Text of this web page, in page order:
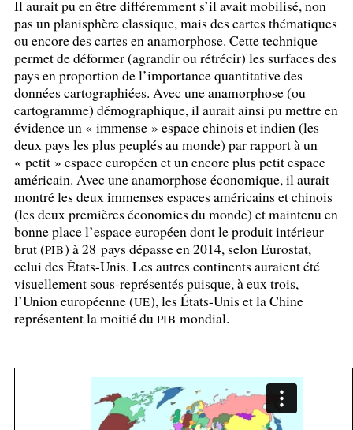
Il aurait pu en être différemment s’il avait mobilisé, non
pas un planisphère classique, mais des cartes thématiques
ou encore des cartes en anamorphose. Cette technique
permet de déformer (agrandir ou rétrécir) les surfaces des
pays en proportion de l’importance quantitative des
données cartographiées. Avec une anamorphose (ou
cartogramme) démographique, il aurait ainsi pu mettre en
évidence un « immense » espace chinois et indien (les
deux pays les plus peuplés au monde) par rapport à un
« petit » espace européen et un encore plus petit espace
américain. Avec une anamorphose économique, il aurait
montré les deux immenses espaces américains et chinois
(les deux premières économies du monde) et maintenu en
bonne place l’espace européen dont le produit intérieur
brut (PIB) à 28 pays dépasse en 2014, selon Eurostat,
celui des États-Unis. Les autres continents auraient été
visuellement sous-représentés puisque, à eux trois,
l’Union européenne (UE), les États-Unis et la Chine
représentent la moitié du PIB mondial.